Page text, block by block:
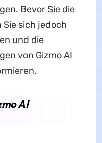
Bevor Sie die
sich jedoch
und die
von Gizmo AI
AI